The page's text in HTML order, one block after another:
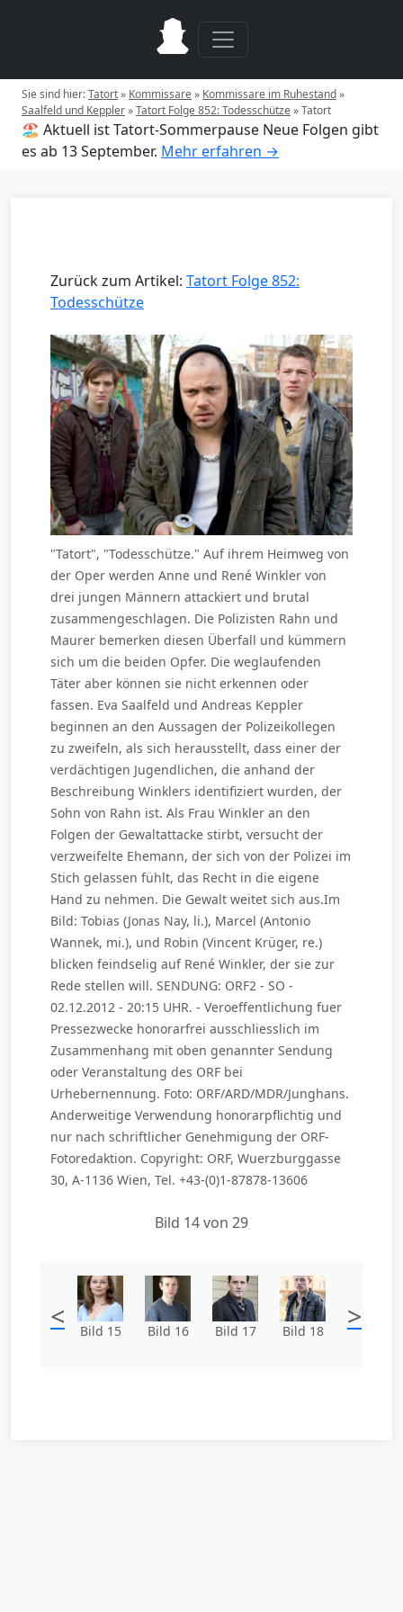
Sie sind hier:Tatort» Kommissare» Kommissare im Ruhestand»
Saalfeld und Keppler»Tatort Folge 852: Todesschütze»Tatort
🏖️ Aktuell ist Tatort-Sommerpause Neue Folgen gibt
es ab 13 September. Mehr erfahren →
Zurück zum Artikel: Tatort Folge 852:
Todesschütze
"Tatort", "Todesschütze." Auf ihrem Heimweg von
der Oper werden Anne und René Winkler von
drei jungen Männern attackiert und brutal
zusammengeschlagen. Die Polizisten Rahn und
Maurer bemerken diesen Überfall und kümmern
sich um die beiden Opfer. Die weglaufenden
Täter aber können sie nicht erkennen oder
fassen. Eva Saalfeld und Andreas Keppler
beginnen an den Aussagen der Polizeikollegen
zu zweifeln, als sich herausstellt, dass einer der
verdächtigen Jugendlichen, die anhand der
Beschreibung Winklers identifiziert wurden, der
Sohn von Rahn ist. Als Frau Winkler an den
Folgen der Gewaltattacke stirbt, versucht der
verzweifelte Ehemann, der sich von der Polizei im
Stich gelassen fühlt, das Recht in die eigene
Hand zu nehmen. Die Gewalt weitet sich aus.Im
Bild: Tobias (Jonas Nay, li.), Marcel (Antonio
Wannek, mi.), und Robin (Vincent Krüger, re.)
blicken feindselig auf René Winkler, der sie zur
Rede stellen will. SENDUNG: ORF2 - SO -
02.12.2012 - 20:15 UHR. - Veroeffentlichung fuer
Pressezwecke honorarfrei ausschliesslich im
Zusammenhang mit oben genannter Sendung
oder Veranstaltung des ORF bei
Urhebernennung. Foto: ORF/ARD/MDR/Junghans.
Anderweitige Verwendung honorarpflichtig und
nur nach schriftlicher Genehmigung der ORF-
Fotoredaktion. Copyright: ORF, Wuerzburggasse
30, A-1136 Wien, Tel. +43-(0)1-87878-13606
Bild 14 von 29
< Bild 15 Bild 16 Bild 17 Bild 18 >